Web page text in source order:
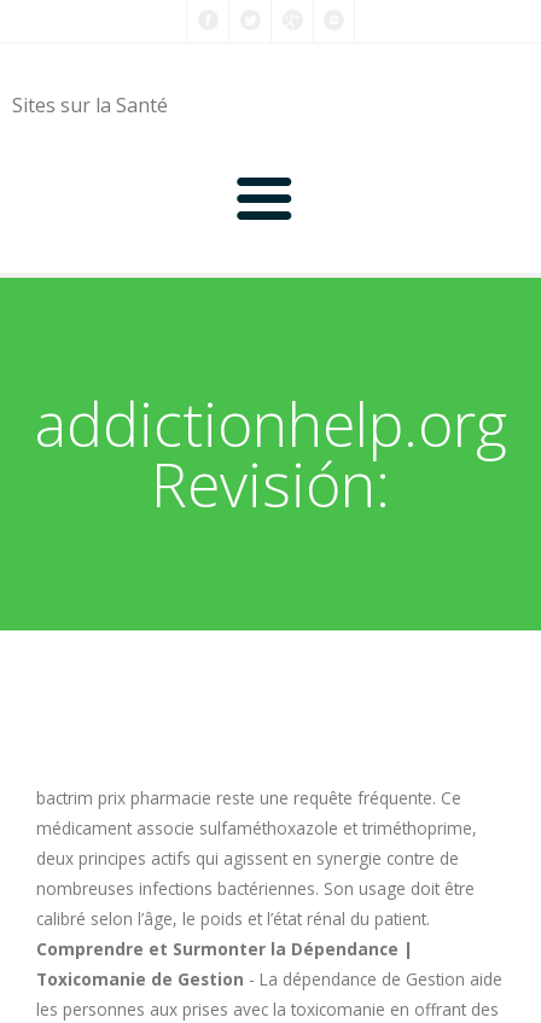
Sites sur la Santé
0-9
C
H
I
J
K
addictionhelp.org
Revisión:
bactrim prix pharmacie reste une requête fréquente. Ce
médicament associe sulfaméthoxazole et triméthoprime,
deux principes actifs qui agissent en synergie contre de
nombreuses infections bactériennes. Son usage doit être
calibré selon l’âge, le poids et l’état rénal du patient.
Comprendre et Surmonter la Dépendance |
Toxicomanie de Gestion - La dépendance de Gestion aide
les personnes aux prises avec la toxicomanie en offrant des